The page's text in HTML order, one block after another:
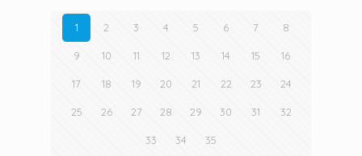
1 2 3 4 5 6 7 8
9 10 11 12 13 14 15 16
17 18 19 20 21 22 23 24
25 26 27 28 29 30 31 32
33 34 35